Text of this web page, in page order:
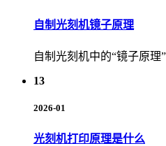
自制光刻机镜子原理
自制光刻机中的“镜子原
13
2026-01
光刻机打印原理是什么